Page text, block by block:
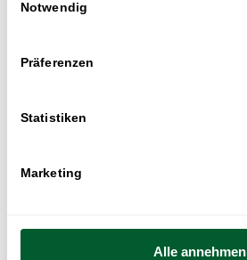
Notwendig
Präferenzen
Statistiken
Marketing
Alle annehmen